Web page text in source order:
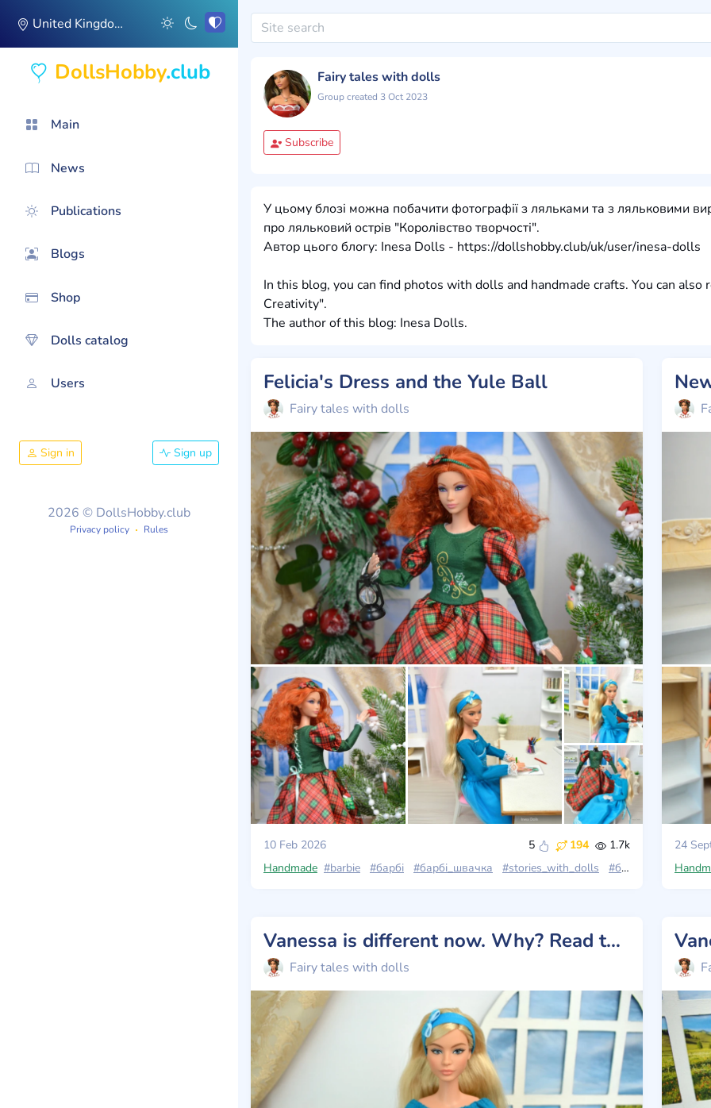
United Kingdom
DollsHobby.club
Main
News
Publications
Blogs
Shop
Dolls catalog
Users
Sign in Sign up
2026 © DollsHobby.club
Privacy policy Rules
Fairy tales with dolls
Group created 3 Oct 2023
Subscribe
У цьому блозі можна побачити фотографії з ляльками та з ляльковими
про ляльковий острів "Королівство творчості".
Автор цього блогу: Inesa Dolls - https://dollshobby.club/uk/user/inesa-dolls
In this blog, you can find photos with dolls and handmade crafts. You can
Creativity".
The author of this blog: Inesa Dolls.
Felicia's Dress and the Yule Ball
Fairy tales with dolls
10 Feb 2026 5 194
1.7k
Handmade #barbie #барбі #барбі_швачка #stories_with_dolls #барбі_лукс
24
Vanessa is different now. Why? Read the post 💗
Fairy tales with dolls